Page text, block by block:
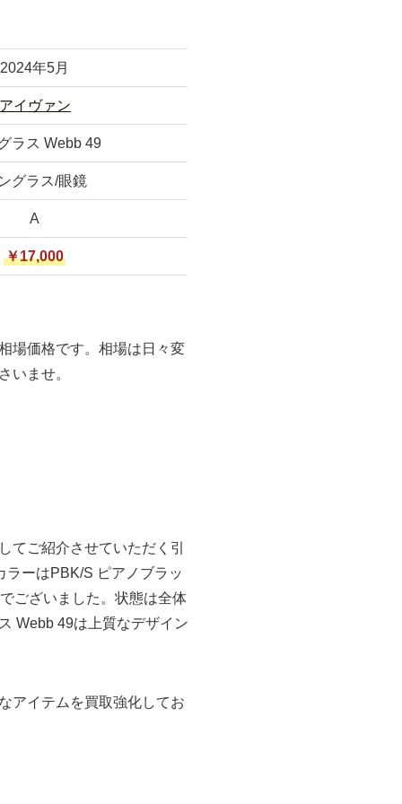
2024年5月
イヴァン
ラス Webb 49
グラス/眼鏡
A
￥17,000
場価格です。相場は日々変
いませ。
てご紹介させていただく引
ーはPBK/S ピアノブラッ
ございました。状態は全体
Webb 49は上質なデザイン
アイテムを買取強化してお